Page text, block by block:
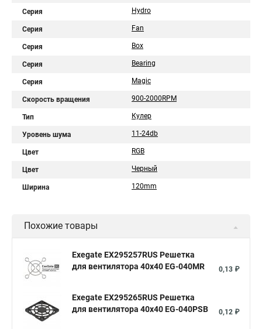
Серия Hydro
Серия Fan
Серия Box
Серия Bearing
Серия Magic
Скорость вращения 900-2000RPM
Тип Кулер
Уровень шума 11-24db
Цвет RGB
Цвет Черный
Ширина 120mm
Похожие товары
Exegate EX295257RUS Решетка
для вентилятора 40x40 EG-040MR
0,13 ₽
Exegate EX295265RUS Решетка
для вентилятора 40x40 EG-040PSB
0,12 ₽